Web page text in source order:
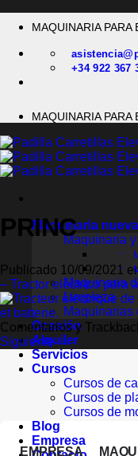
MAQUINARIA PARA
+34 922 367
MAQUINARIA PARA
Maquinaria nueva
Maquinaria
Maquinaria
Limpieza
Maquinarias
Ocasión
Alquiler
Servicios
Cursos
Cursos de
Cursos de
Cursos de
Blog
Empresa
PRINC
Publicado 10/09/2021
– Tractor eléctrico para
Comentarios y
Siguiente→
EMPRESA